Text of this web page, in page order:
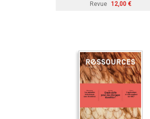
Revue 12,00 €